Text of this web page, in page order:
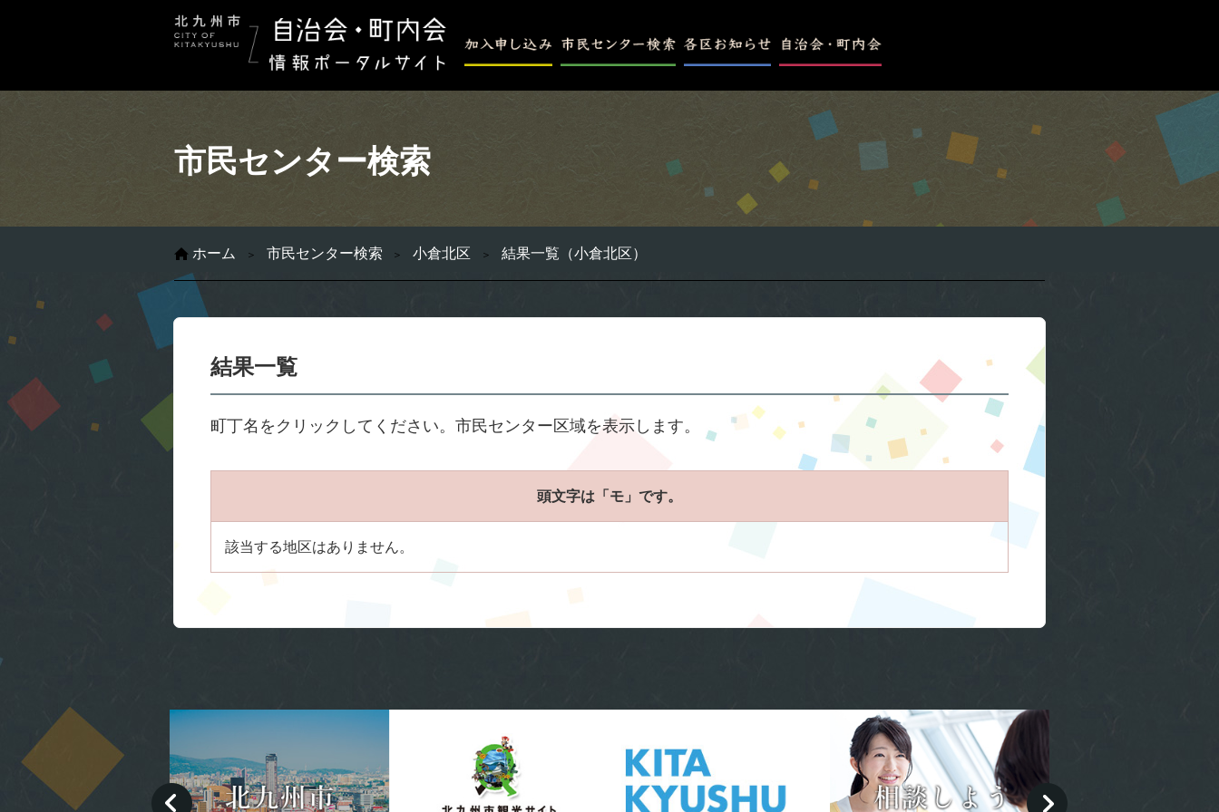
市民センター検索
ホーム 市民センター検索 小倉北区 結果一覧（小倉北区）
結果一覧
町丁名をクリックしてください。市民センター区域を表示します。
頭文字は「モ」です。
該当する地区はありません。